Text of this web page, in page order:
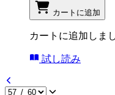
カートに追加
カートに追加しま
試し読み